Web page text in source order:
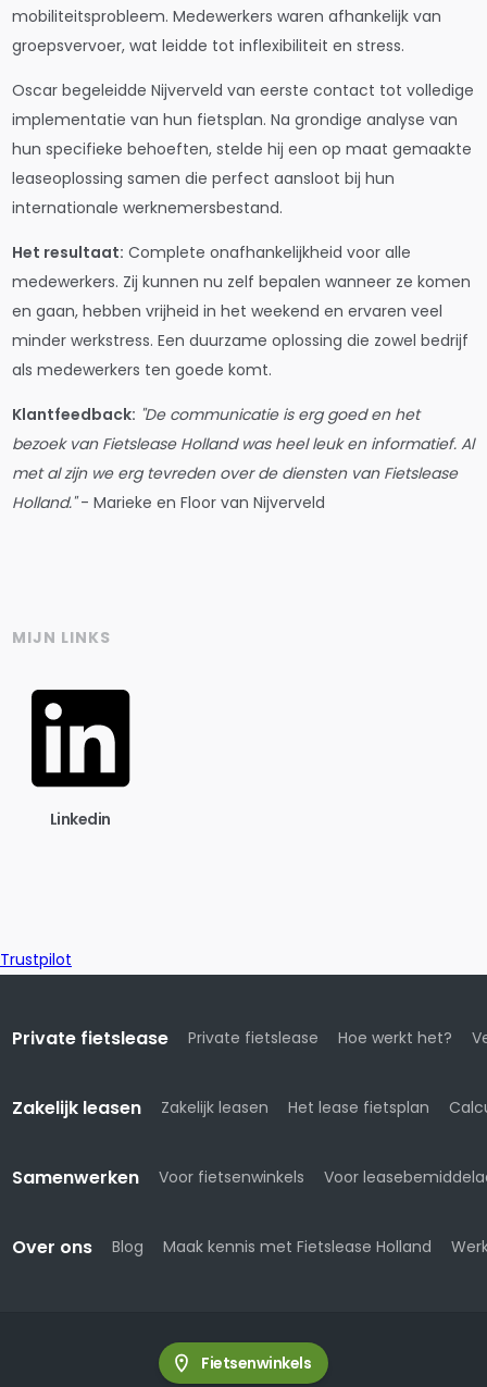
mobiliteitsprobleem. Medewerkers waren afhankelijk van
groepsvervoer, wat leidde tot inflexibiliteit en stress.
Oscar begeleidde Nijverveld van eerste contact tot volledige
implementatie van hun fietsplan. Na grondige analyse van
hun specifieke behoeften, stelde hij een op maat gemaakte
leaseoplossing samen die perfect aansloot bij hun
internationale werknemersbestand.
Het resultaat: Complete onafhankelijkheid voor alle
medewerkers. Zij kunnen nu zelf bepalen wanneer ze komen
en gaan, hebben vrijheid in het weekend en ervaren veel
minder werkstress. Een duurzame oplossing die zowel bedrijf
als medewerkers ten goede komt.
Klantfeedback: "De communicatie is erg goed en het
bezoek van Fietslease Holland was heel leuk en informatief. Al
met al zijn we erg tevreden over de diensten van Fietslease
Holland."- Marieke en Floor van Nijverveld
MIJN LINKS
Linkedin
Trustpilot
Private fietslease Private fietslease Hoe werkt het?
Zakelijk leasen Zakelijk leasen Het lease fietsplan
Samenwerken Voor fietsenwinkels Voor
Over ons Blog Maak kennis met Fietslease Holland
Fietsenwinkels